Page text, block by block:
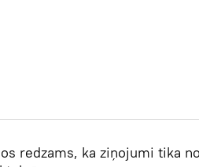
redzams, ka ziņojumi tika